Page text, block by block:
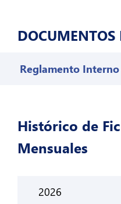
DOCUMENTOS
Histórico de
Mensuales
2026